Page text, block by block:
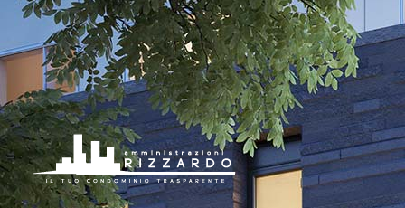
Amministrazioni Rizzardo
Il tuo condominio trasparente